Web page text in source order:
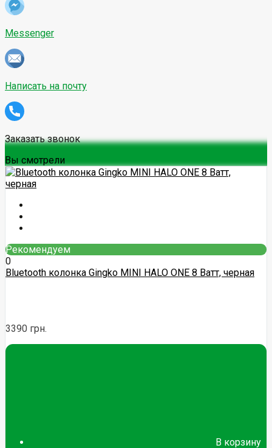
Messenger
Написать на почту
Заказать звонок
Вы смотрели
Рекомендуем
0
Bluetooth колонка Gingko MINI HALO ONE 8 Ватт, черная
3390 грн.
В корзину